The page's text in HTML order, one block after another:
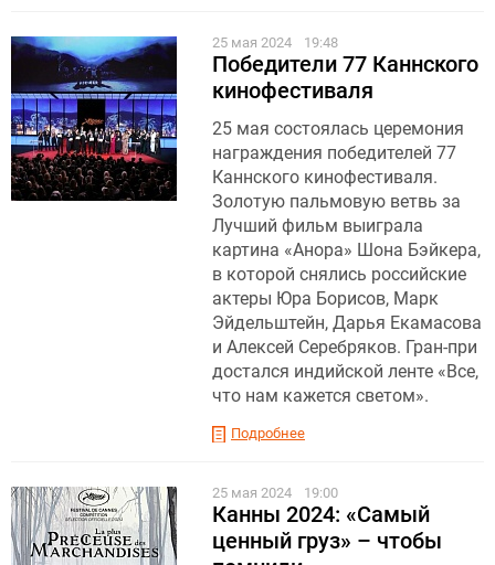
25 мая 2024 19:48
Победители 77 Каннского
кинофестиваля
25 мая состоялась церемония
награждения победителей 77
Каннского кинофестиваля.
Золотую пальмовую ветвь за
Лучший фильм выиграла
картина «Анора» Шона Бэйкера,
в которой снялись российские
актеры Юра Борисов, Марк
Эйдельштейн, Дарья Екамасова
и Алексей Серебряков. Гран-при
достался индийской ленте «Все,
что нам кажется светом».
Подробнее
25 мая 2024 19:00
Канны 2024: «Самый
ценный груз» – чтобы